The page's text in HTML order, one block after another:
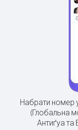
Набрати номер
(Глобальна
Антиґуа та